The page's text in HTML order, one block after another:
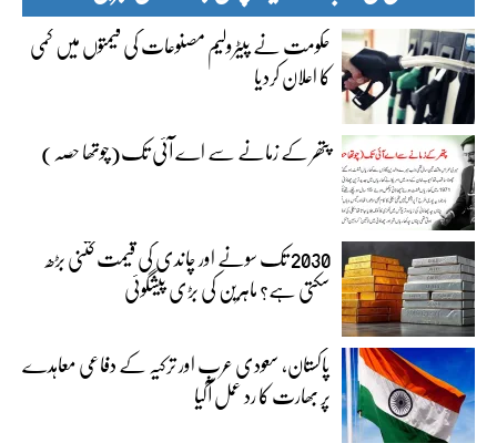
حکومت نے پیٹرولیم مصنوعات کی قیمتوں میں کمی
کا اعلان کردیا
پتھر کے زمانے سے اے آئی تک(چوتھا حصہ)
2030 تک سونے اور چاندی کی قیمت کتنی بڑھ
سکتی ہے؟ ماہرین کی بڑی پیشگوئی
پاکستان، سعودی عرب اور ترکیہ کے دفاعی معاہدے
پر بھارت کا رد عمل آگیا